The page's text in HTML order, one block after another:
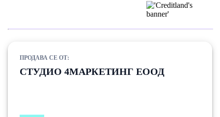
ПРОДАВА СЕ ОТ:
СТУДИО 4MАРКЕТИНГ ЕООД